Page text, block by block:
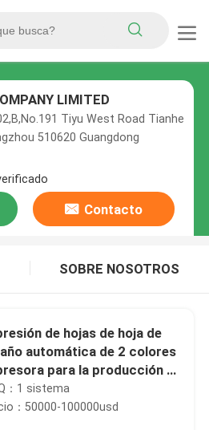
LIMITED
Tiyu West Road Tianhe
510620 Guangdong
Contacto
SOBRE NOSOTROS
de hojas de hoja de
automática de 2 colores
para la producción de
de estaño
：1 sistema
：50000-100000usd